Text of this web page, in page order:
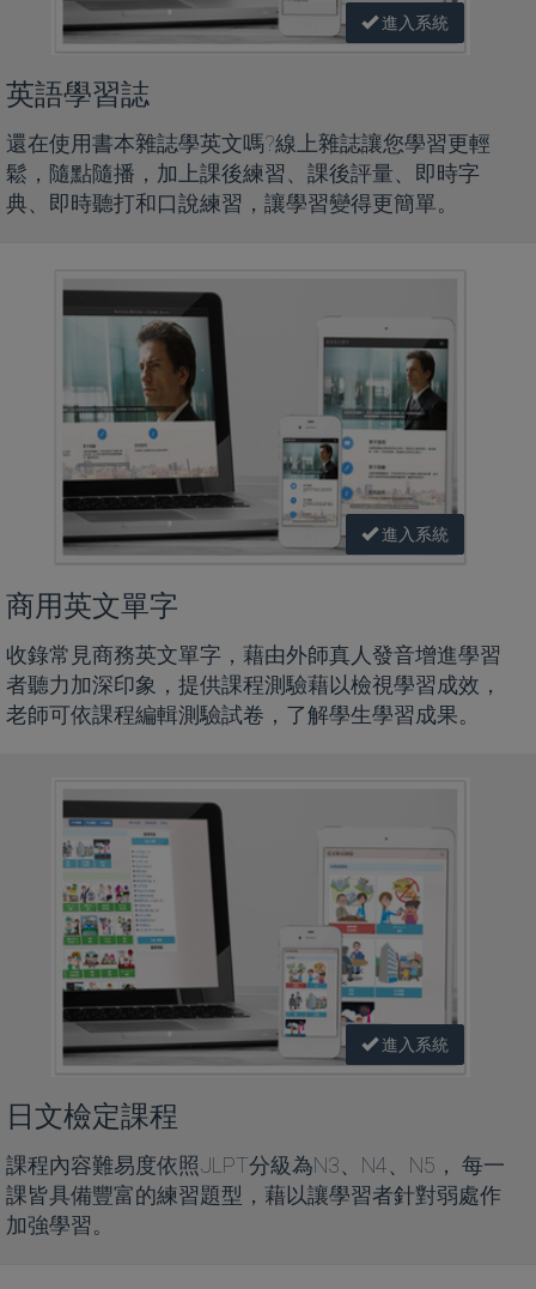
進入系統
英語學習誌
還在使用書本雜誌學英文嗎?線上雜誌讓您學習更輕
鬆，隨點隨播，加上課後練習、課後評量、即時字
典、即時聽打和口說練習，讓學習變得更簡單。
進入系統
商用英文單字
收錄常見商務英文單字，藉由外師真人發音增進學習
者聽力加深印象，提供課程測驗藉以檢視學習成效，
老師可依課程編輯測驗試卷，了解學生學習成果。
進入系統
日文檢定課程
課程內容難易度依照JLPT分級為N3、N4、N5， 每一
課皆具備豐富的練習題型，藉以讓學習者針對弱處作
加強學習。